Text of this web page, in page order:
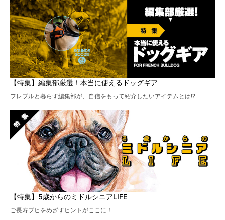
【特集】編集部厳選！本当に使えるドッグギア
フレブルと暮らす編集部が、自信をもって紹介したいアイテムとは!?
【特集】5歳からのミドルシニアLIFE
ご長寿ブヒをめざすヒントがここに！